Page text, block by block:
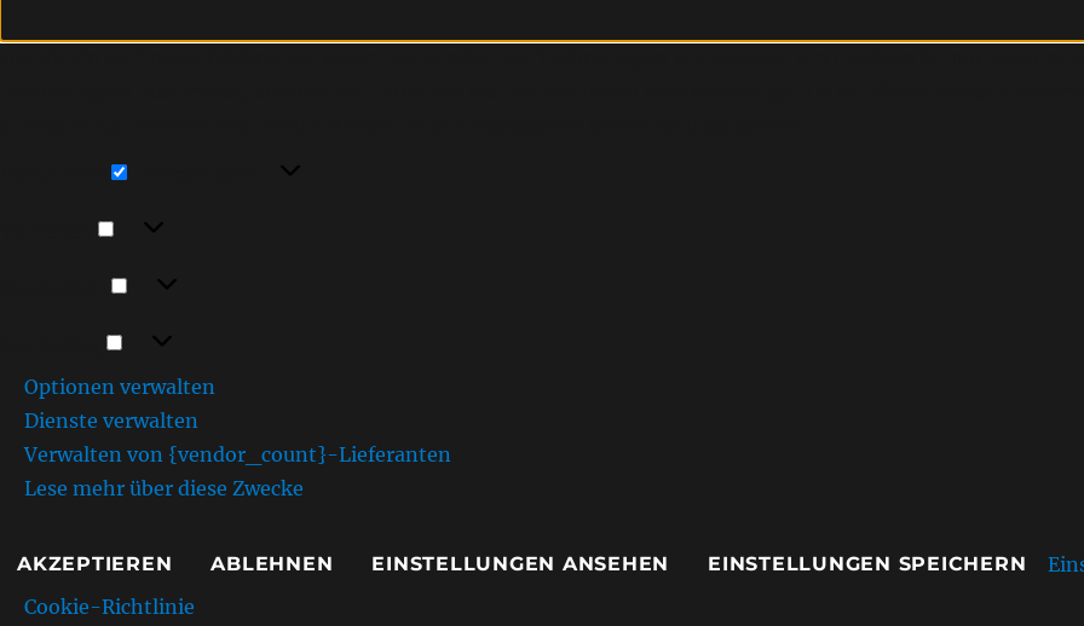
Optionen verwalten
Dienste verwalten
Verwalten von {vendor_count}-Lieferanten
Lese mehr über diese Zwecke
AKZEPTIEREN ABLEHNEN EINSTELLUNGEN ANSEHEN EINSTELLUNGEN SPEICHERN
Cookie-Richtlinie